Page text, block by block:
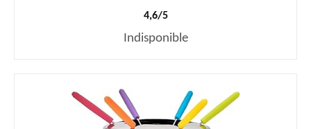
4,6/5
Indisponible